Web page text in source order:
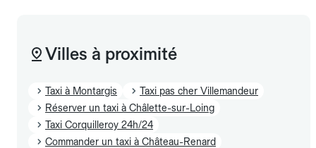
Villes à proximité
Taxi à Montargis
Taxi pas cher Villemandeur
Réserver un taxi à Châlette-sur-Loing
Taxi Corquilleroy 24h/24
Commander un taxi à Château-Renard